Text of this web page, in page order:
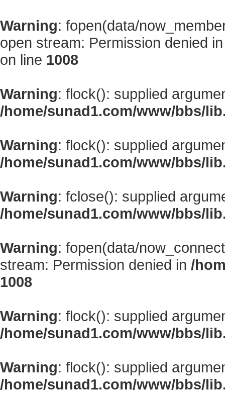
Warning: fopen(data/
open stream: Permission denied
on line 1008
Warning: flock(): supplied
/home/sunad1.com/www/bbs/
Warning: flock(): supplied
/home/sunad1.com/www/bbs/
Warning: fclose(): supplied
/home/sunad1.com/www/bbs/
Warning: fopen(data/
stream: Permission denied in /
1008
Warning: flock(): supplied
/home/sunad1.com/www/bbs/
Warning: flock(): supplied
/home/sunad1.com/www/bbs/